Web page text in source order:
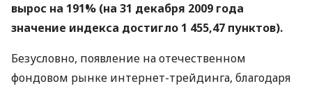
вырос на 191% (на 31 декабря 2009 года
значение индекса достигло 1 455,47 пунктов).
Безусловно, появление на отечественном
фондовом рынке интернет-трейдинга, благодаря